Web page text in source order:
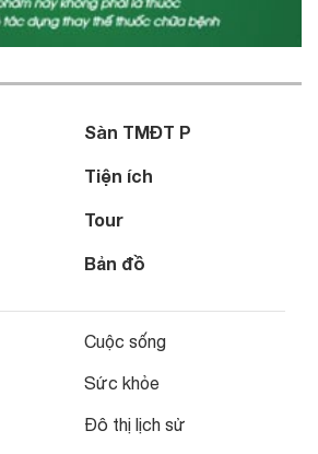
Sàn TMĐT P
Tiện ích
Tour
Bản đồ
Cuộc sống
Sức khỏe
Đô thị lịch sử